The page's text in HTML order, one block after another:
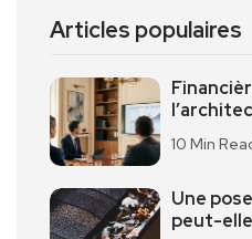
Articles populaires
10 Min
Une
peut-elle